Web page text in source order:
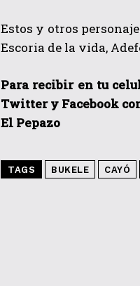
Estos y otros
Escoria de la vida,
Para recibir en tu
Twitter y Facebook
El Pepazo
TAGS BUKELE CAYÓ